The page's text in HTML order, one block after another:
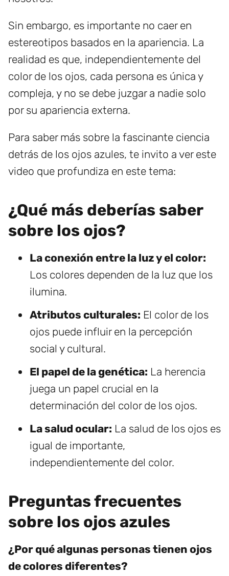
Sin embargo, es importante no caer en
estereotipos basados en la apariencia. La
realidad es que, independientemente del
color de los ojos, cada persona es única y
compleja, y no se debe juzgar a nadie solo
por su apariencia externa.
Para saber más sobre la fascinante ciencia
detrás de los ojos azules, te invito a ver este
video que profundiza en este tema:
¿Qué más deberías saber
sobre los ojos?
La conexión entre la luz y el color:
Los colores dependen de la luz que los
ilumina.
Atributos culturales: El color de los
ojos puede influir en la percepción
social y cultural.
El papel de la genética: La herencia
juega un papel crucial en la
determinación del color de los ojos.
La salud ocular: La salud de los ojos es
igual de importante,
independientemente del color.
Preguntas frecuentes
sobre los ojos azules
¿Por qué algunas personas tienen ojos
de colores diferentes?